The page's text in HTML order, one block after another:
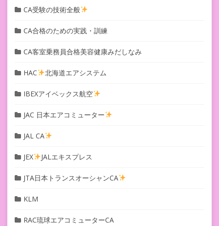
CA受験の技術全般
CA合格のための実践・訓練
CA客室乗務員合格美容健康みだしなみ
HAC 北海道エアシステム
IBEXアイベックス航空
JAC 日本エアコミューター
JAL CA
JEX JALエキスプレス
JTA日本トランスオーシャンCA
KLM
RAC琉球エアコミューターCA